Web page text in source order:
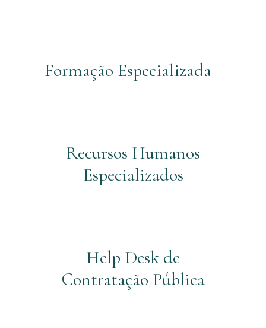
Formação Especializada
Recursos Humanos
Especializados
Help Desk de
Contratação Pública